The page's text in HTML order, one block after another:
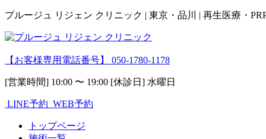
プルージュ リジェン クリニック | 東京・品川 | 再生医療・
【お客様専用電話番号】 050-1780-1178
[営業時間] 10:00 〜 19:00 [休診日] 水曜日
LINE予約 WEB予約
トップページ